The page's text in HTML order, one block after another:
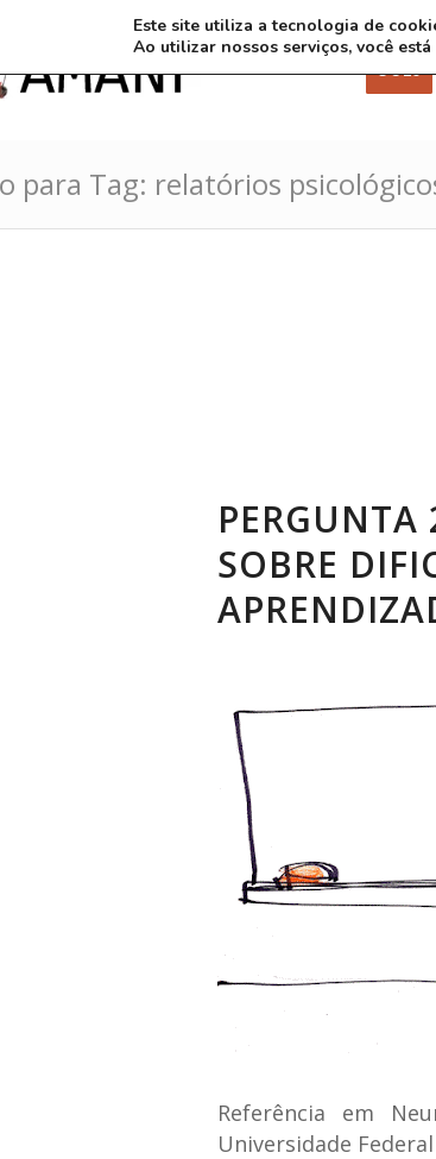
3 8 26
para Tag: relatórios
PERGUNTA
SOBRE
Referência em
Universidade
Este site utiliza a tecnologia de
Ao utilizar nossos serviços, você